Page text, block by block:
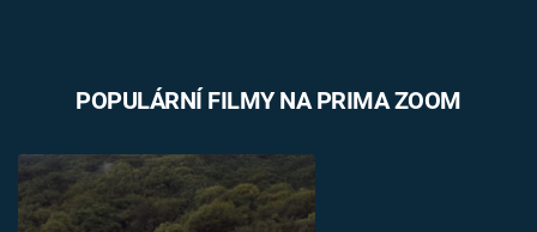
POPULÁRNÍ FILMY NA PRIMA ZOOM